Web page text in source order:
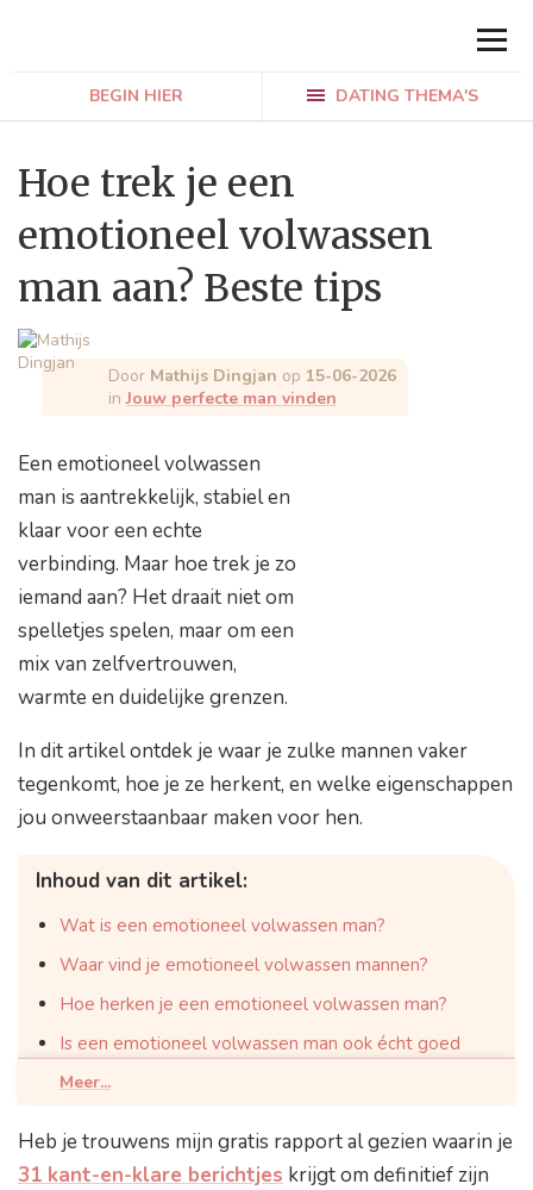
BEGIN HIER DATING THEMA'S
Hoe trek je een
emotioneel volwassen
man aan? Beste tips
Door Mathijs Dingjan op 15-06-2026
inJouw perfecte man vinden
Een emotioneel volwassen
man is aantrekkelijk, stabiel en
klaar voor een echte
verbinding. Maar hoe trek je zo
iemand aan? Het draait niet om
spelletjes spelen, maar om een
mix van zelfvertrouwen,
warmte en duidelijke grenzen.
In dit artikel ontdek je waar je zulke mannen vaker
tegenkomt, hoe je ze herkent, en welke eigenschappen
jou onweerstaanbaar maken voor hen.
Inhoud van dit artikel:
Wat is een emotioneel volwassen man?
Waar vind je emotioneel volwassen mannen?
Hoe herken je een emotioneel volwassen man?
Is een emotioneel volwassen man ook écht goed
Hoe trek je een emotioneel volwassen man aan?
Meer...
Heb je trouwens mijn gratis rapport al gezien waarin je
31 kant-en-klare berichtjes krijgt om definitief zijn